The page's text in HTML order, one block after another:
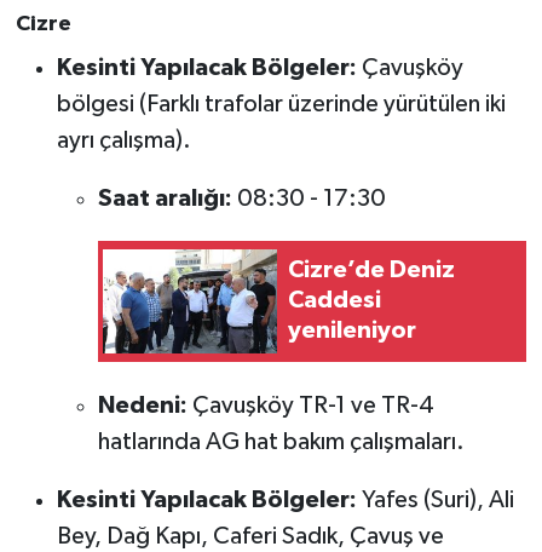
Cizre
Kesinti Yapılacak Bölgeler: Çavuşköy
bölgesi (Farklı trafolar üzerinde yürütülen iki
ayrı çalışma).
Saat aralığı: 08:30 - 17:30
Cizre’de Deniz
Caddesi
yenileniyor
Nedeni: Çavuşköy TR-1 ve TR-4
hatlarında AG hat bakım çalışmaları.
Kesinti Yapılacak Bölgeler: Yafes (Suri), Ali
Bey, Dağ Kapı, Caferi Sadık, Çavuş ve